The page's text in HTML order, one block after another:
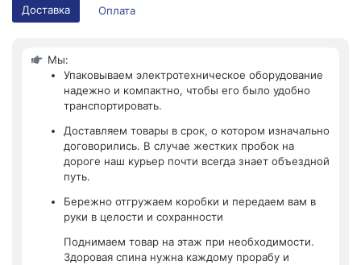
Доставка Оплата
Мы:
Упаковываем электротехническое оборудование
надежно и компактно, чтобы его было удобно
транспортировать.
Доставляем товары в срок, о котором изначально
договорились. В случае жестких пробок на
дороге наш курьер почти всегда знает объездной
путь.
Бережно отгружаем коробки и передаем вам в
руки в целости и сохранности
Поднимаем товар на этаж при необходимости.
Здоровая спина нужна каждому прорабу и